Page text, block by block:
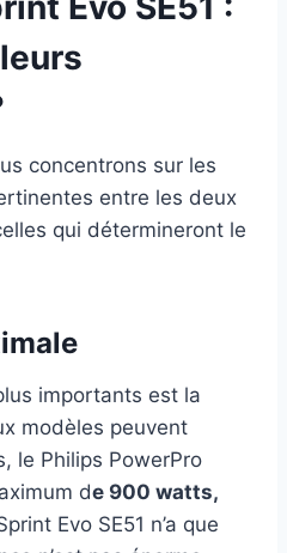
concentrons sur les
entre les deux
qui détermineront le
importants est la
modèles peuvent
le Philips PowerPro
de 900 watts,
Evo SE51 n’a que